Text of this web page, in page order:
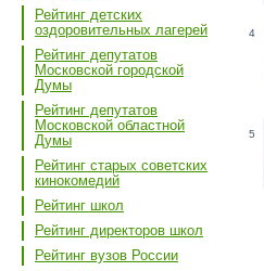
Рейтинг детских
оздоровительных лагерей
Рейтинг депутатов
Московской городской
Думы
Рейтинг депутатов
Московской областной
Думы
Рейтинг старых советских
кинокомедий
Рейтинг школ
Рейтинг директоров школ
Рейтинг вузов России
4
5